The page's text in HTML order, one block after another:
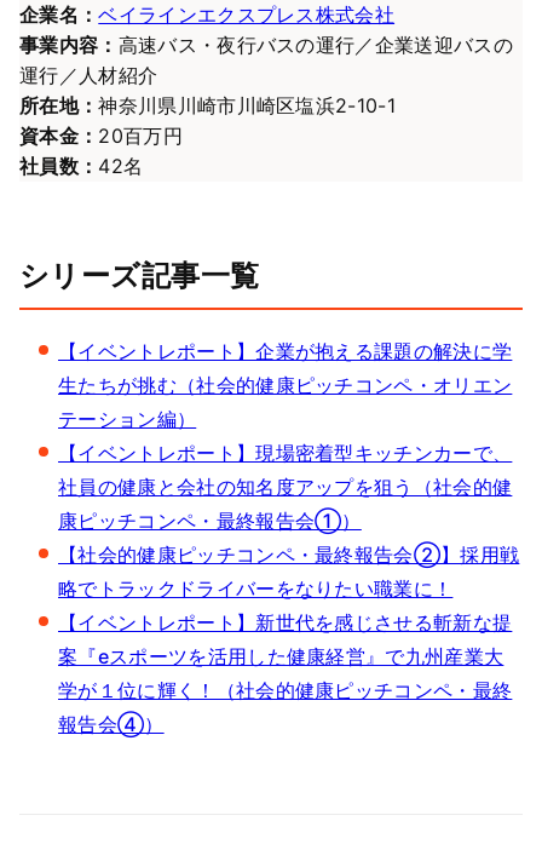
企業名：ベイラインエクスプレス株式会社
事業内容： 高速バス・夜行バスの運行／企業送迎バスの
運行／人材紹介
所在地：神奈川県川崎市川崎区塩浜2-10-1
資本金： 20百万円​​​​​​​
社員数： 42名
シリーズ記事一覧
【イベントレポート】企業が抱える課題の解決に学
生たちが挑む（社会的健康ピッチコンペ・オリエン
テーション編）
【イベントレポート】現場密着型キッチンカーで、
社員の健康と会社の知名度アップを狙う（社会的健
康ピッチコンペ・最終報告会①）
【社会的健康ピッチコンペ・最終報告会②】採用戦
略でトラックドライバーをなりたい職業に！
【イベントレポート】新世代を感じさせる斬新な提
案『eスポーツを活用した健康経営』で九州産業大
学が１位に輝く！（社会的健康ピッチコンペ・最終
報告会④）